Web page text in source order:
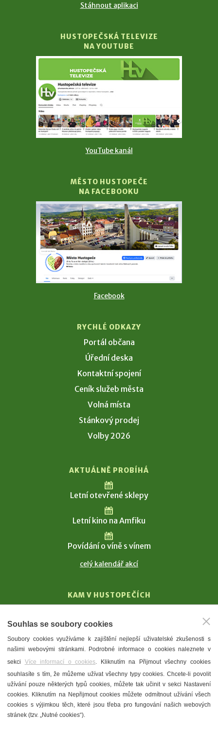
Stáhnout aplikaci
HUSTOPEČSKÁ TELEVIZE
NA YOUTUBE
YouTube kanál
MĚSTO HUSTOPEČE
NA FACEBOOKU
Facebook
RYCHLÉ ODKAZY
Portál občana
Úřední deska
Kontaktní spojení
Ceník služeb města
Volná místa
Stánkový prodej
Volby 2026
AKTUÁLNĚ PROBÍHÁ
Letní otevřené sklepy
Letní kino na Amfiku
Povídání o víně s vínem
celý kalendář akcí
KAM V HUSTOPEČÍCH
T. G. Masaryk
Mandloně
Ubytování
Restaurace
Městské muzeum a galerie
Denní meníčka
Souhlas se soubory cookies
Soubory cookies využíváme k zajištění nejlepší uživatelské zkušenosti s
našimi webovými stránkami. Podrobné informace o cookies naleznete v
sekci Více informací o cookies. Kliknutím na Přijmout všechny cookies
souhlasíte s tím, že můžeme užívat všechny typy cookies. Chcete-li povolit
užívání pouze některých typů cookies, můžete tak učinit v sekci Nastavení
cookies. Kliknutím na Nepřijmout cookies můžete odmítnout užívání všech
cookies s výjimkou těch, které jsou třeba pro fungování našich webových
stránek (tzv. „Nutné cookies“).